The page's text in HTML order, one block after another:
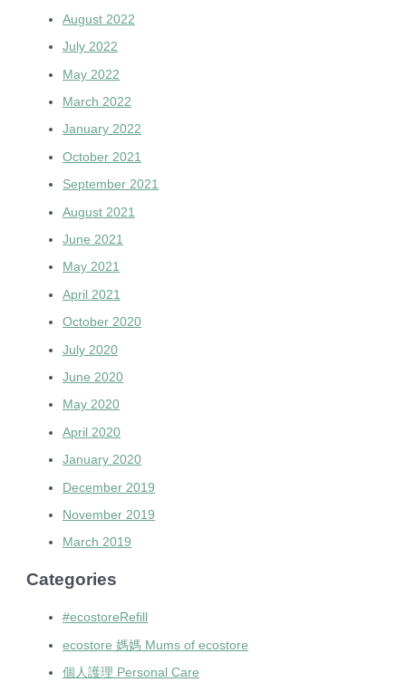
August 2022
July 2022
May 2022
March 2022
January 2022
October 2021
September 2021
August 2021
June 2021
May 2021
April 2021
October 2020
July 2020
June 2020
May 2020
April 2020
January 2020
December 2019
November 2019
March 2019
Categories
#ecostoreRefill
ecostore 媽媽 Mums of ecostore
個人護理 Personal Care